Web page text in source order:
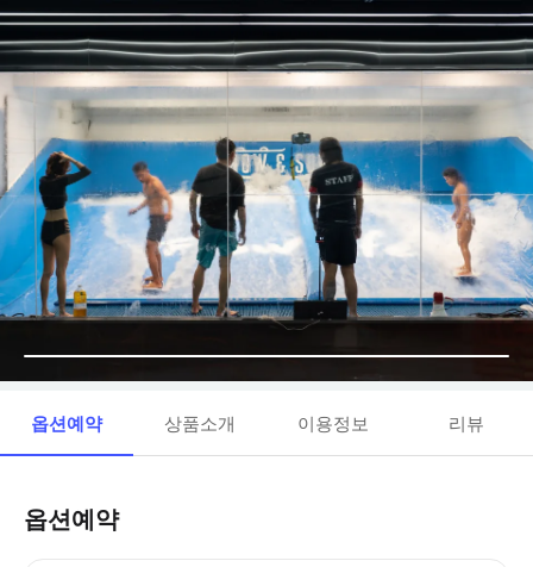
옵션예약 상품소개 이용정보 리뷰
옵션예약